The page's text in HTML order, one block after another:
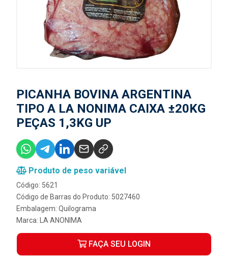
PICANHA BOVINA ARGENTINA
TIPO A LA NONIMA CAIXA ±20KG
PEÇAS 1,3KG UP
Produto de peso variável
Código: 5621
Código de Barras do Produto: 5027460
Embalagem: Quilograma
Marca:
LA ANONIMA
FAÇA SEU LOGIN